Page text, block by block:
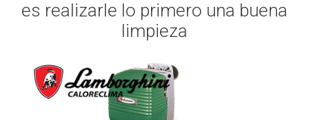
es realizarle lo primero una buena
limpieza